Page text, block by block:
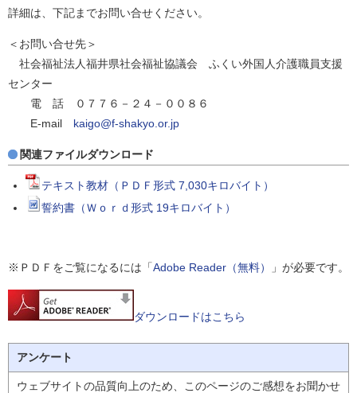
詳細は、下記までお問い合せください。
＜お問い合せ先＞
社会福祉法人福井県社会福祉協議会 ふくい外国人介護職員支援
センター
電 話 ０７７６－２４－００８６
E-mail kaigo@f-shakyo.or.jp
関連ファイルダウンロード
テキスト教材（ＰＤＦ形式 7,030キロバイト）
誓約書（Ｗｏｒｄ形式 19キロバイト）
※ＰＤＦをご覧になるには「Adobe Reader（無料） 」が必要です。
ダウンロードはこちら
アンケート
ウェブサイトの品質向上のため、このページのご感想をお聞かせ